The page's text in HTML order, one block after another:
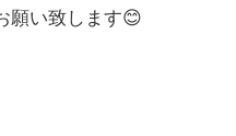
願い致します😊